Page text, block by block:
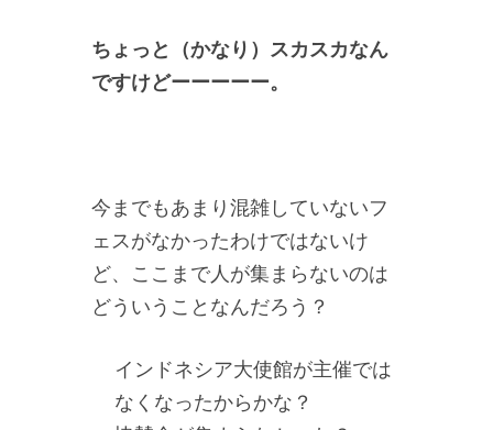
ちょっと（かなり）スカスカなん
ですけどーーーーー。
今までもあまり混雑していないフ
ェスがなかったわけではないけ
ど、ここまで人が集まらないのは
どういうことなんだろう？
インドネシア大使館が主催では
なくなったからかな？